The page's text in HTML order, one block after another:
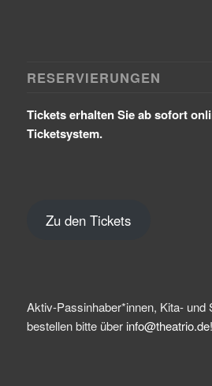
RESERVIERUNGEN
Tickets erhalten Sie ab sofort
Ticketsystem.
Zu den Tickets
Aktiv-Passinhaber*innen, Kita- und
bestellen bitte über info@theatrio.de!